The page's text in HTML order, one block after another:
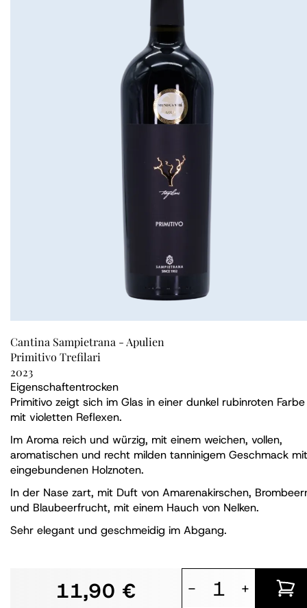
Cantina Sampietrana - Apulien
Primitivo Trefilari
2023
Eigenschaftentrocken
Primitivo zeigt sich im Glas in einer dunkel rubinroten Farbe
mit violetten Reflexen.
Im Aroma reich und würzig, mit einem weichen, vollen,
aromatischen und recht milden tanninigem Geschmack mit
eingebundenen Holznoten.
In der Nase zart, mit Duft von Amarenakirschen,
und Blaubeerfrucht, mit einem Hauch von Nelken.
Sehr elegant und geschmeidig im Abgang.
11,90 € - +